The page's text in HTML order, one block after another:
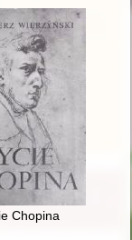
o
Chopina